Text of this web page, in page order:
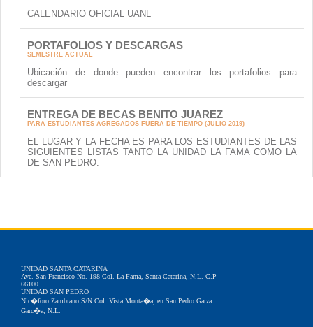
CALENDARIO OFICIAL UANL
PORTAFOLIOS Y DESCARGAS
SEMESTRE ACTUAL
Ubicación de donde pueden encontrar los portafolios para
descargar
ENTREGA DE BECAS BENITO JUAREZ
PARA ESTUDIANTES AGREGADOS FUERA DE TIEMPO (JULIO 2019)
EL LUGAR Y LA FECHA ES PARA LOS ESTUDIANTES DE LAS
SIGUIENTES LISTAS TANTO LA UNIDAD LA FAMA COMO LA
DE SAN PEDRO.
UNIDAD SANTA CATARINA
Ave. San Francisco No. 198 Col. La Fama, Santa Catarina, N.L. C.P
66100
UNIDAD SAN PEDRO
Nic�foro Zambrano S/N Col. Vista Monta�a, en San Pedro Garza
Garc�a, N.L.